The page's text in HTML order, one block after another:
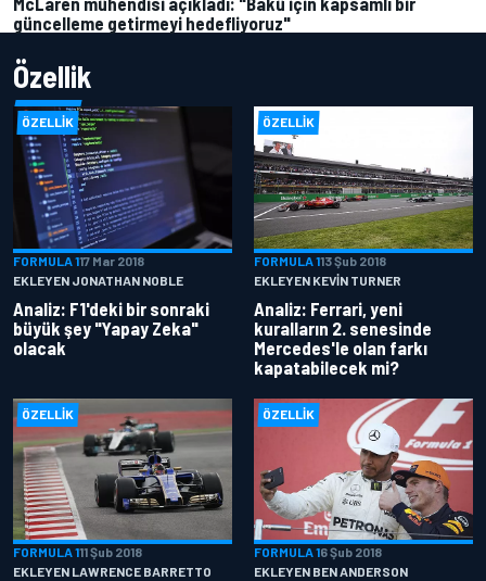
güncelleme getirmeyi hedefliyoruz"
Özellik
ÖZELLIK
FORMULA 117 Mar 2018
EKLEYEN JONATHAN NOBLE
Analiz: F1'deki bir sonraki
büyük şey "Yapay Zeka"
olacak
ÖZELLIK
FORMULA 113 Şub 2018
EKLEYEN KEVIN TURNER
Analiz: Ferrari, yeni
kuralların 2. senesinde
Mercedes'le olan farkı
kapatabilecek mi?
ÖZELLIK
FORMULA 111 Şub 2018
EKLEYEN LAWRENCE BARRETTO
ÖZELLIK
FORMULA 16 Şub 2018
EKLEYEN BEN ANDERSON